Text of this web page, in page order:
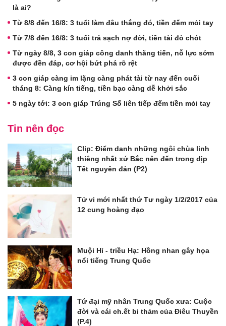
là ai?
Từ 8/8 đến 16/8: 3 tuổi làm đâu thắng đó, tiền đếm mỏi tay
Từ 7/8 đến 16/8: 3 tuổi trả sạch nợ đời, tiền tài đỏ chót
Từ ngày 8/8, 3 con giáp công danh thăng tiến, nỗ lực sớm
được đền đáp, cơ hội bứt phá rõ rệt
3 con giáp càng im lặng càng phát tài từ nay đến cuối
tháng 8: Càng kín tiếng, tiền bạc càng dễ khởi sắc
5 ngày tới: 3 con giáp Trúng Số liên tiếp đếm tiền mỏi tay
Tin nên đọc
Clip: Điểm danh những ngôi chùa linh
thiêng nhất xứ Bắc nên đến trong dịp
Tết nguyên đán (P2)
Tử vi mới nhất thứ Tư ngày 1/2/2017 của
12 cung hoàng đạo
Muội Hỉ - triều Hạ: Hồng nhan gây họa
nổi tiếng Trung Quốc
Tứ đại mỹ nhân Trung Quốc xưa: Cuộc
đời và cái ch.ết bi thảm của Điêu Thuyền
(P.4)